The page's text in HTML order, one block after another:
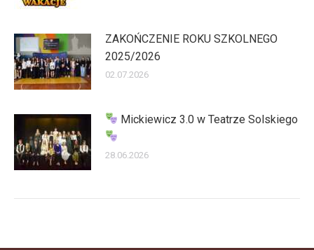
ZAKOŃCZENIE ROKU SZKOLNEGO
2025/2026
02.07.2026
Mickiewicz 3.0 w Teatrze Solskiego
28.06.2026